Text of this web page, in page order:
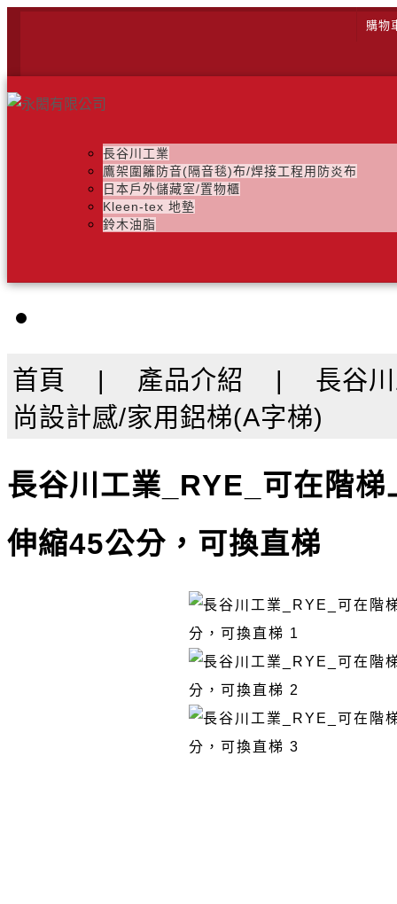
購物
長谷川工業
鷹架圍籬防音(隔音毯)布/焊接工程用防炎布
日本戶外儲藏室/置物櫃
Kleen-tex 地墊
鈴木油脂
首頁 | 產品介紹 | 長谷
尚設計感/家用鋁梯(A字梯)
長谷川工業_RYE_可在階
伸縮45公分，可換直梯